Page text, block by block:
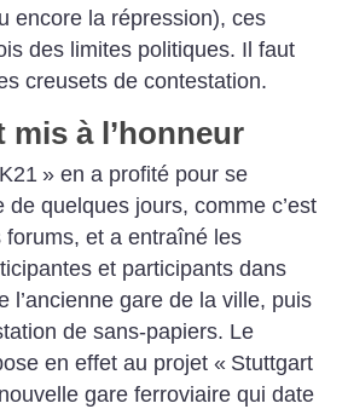
encore la répression), ces
des limites politiques. Il faut
creusets de contestation.
mis à l’honneur
K21 » en a profité pour se
de quelques jours, comme c’est
forums, et a entraîné les
et participants dans
l’ancienne gare de la ville, puis
de sans-papiers. Le
en effet au projet « Stuttgart
gare ferroviaire qui date